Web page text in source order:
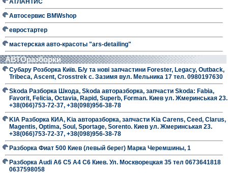
Автосервис BMWshop
евростартер
мастерская авто-красоты "ars-detailing"
АВТОразборки
Субару Розборка Київ. Б/у та нові запчастини Forester, Legacy, Outback,
Tribeca, Ascent, Crosstrek с. Зазимя вул. Мельника 17 тел. 0980197630
Skoda Разборка Шкода, Skoda авторазборка, запчасти Skoda: Fabia,
Favorit, Felicia, Octavia, Rapid, Superb, Forman. Киев ул. Жмеринськая 23.
+38(066)753-72-37, +38(098)956-38-78
KIA Разборка КИА, Kia авторазборка, запчасти Kia Carens, Ceed, Clarus,
Magentis, Optima, Soul, Sportage, Sorento. Киев ул. Жмеринськая 23.
+38(066)753-72-37, +38(098)956-38-78
Разборка Фиат 500 Киев (левый берег) Марка Черемшины, 1
Разборка Audi A6 C5 A4 C6 Киев. Ул. Москворецкая 35 тел 0673641818
0637598058